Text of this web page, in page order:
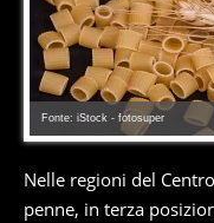
Fonte: iStock - fotosuper
Nelle regioni del
penne, in terza